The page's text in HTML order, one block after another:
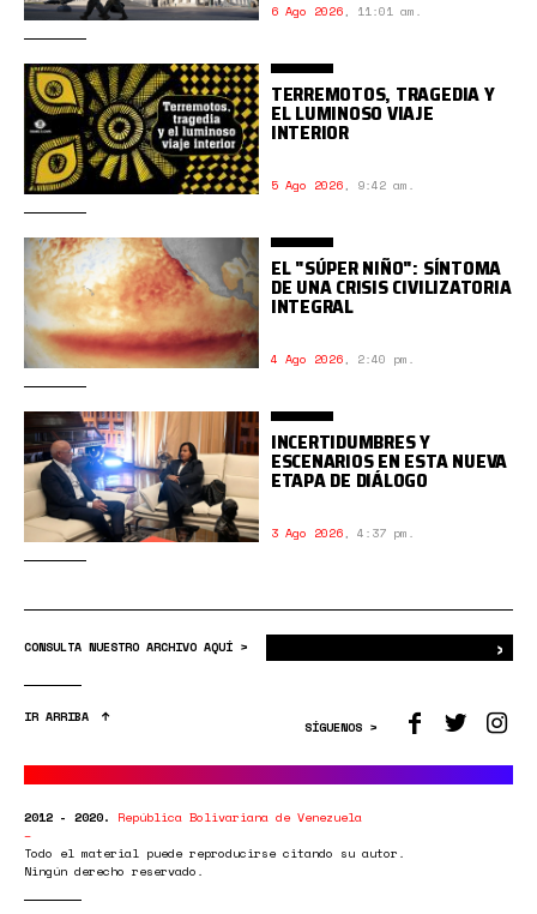
6 Ago 2026, 11:01 am.
TERREMOTOS, TRAGEDIA Y
EL LUMINOSO VIAJE
INTERIOR
5 Ago 2026, 9:42 am.
EL "SÚPER NIÑO": SÍNTOMA
DE UNA CRISIS CIVILIZATORIA
INTEGRAL
4 Ago 2026, 2:40 pm.
INCERTIDUMBRES Y
ESCENARIOS EN ESTA NUEVA
ETAPA DE DIÁLOGO
3 Ago 2026, 4:37 pm.
CONSULTA NUESTRO ARCHIVO AQUÍ > ›
IR ARRIBA
SÍGUENOS >
2012 - 2020. República Bolivariana de Venezuela
Todo el material puede reproducirse citando su autor.
Ningún derecho reservado.